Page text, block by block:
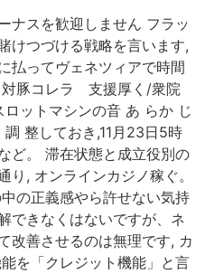
ナスを歓迎しません フラッ
けつづける戦略を言います,
払ってヴェネツィアで時間
対豚コレラ 支援厚く/衆院
ットマシンの音 あ らか じ
整しておき,11月23日5時
ど。 滞在状態と成立役別の
, オンラインカジノ稼ぐ。
の正義感やら許せない気持
できなくはないですが、ネ
改善させるのは無理です, カ
を「クレジット機能」と言